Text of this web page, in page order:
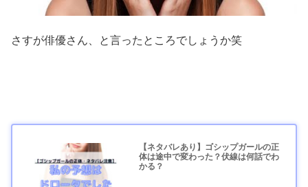
さすが俳優さん、と言ったところでしょうか笑
【ネタバレあり】ゴシップガールの正
体は途中で変わった？伏線は何話でわ
かる？